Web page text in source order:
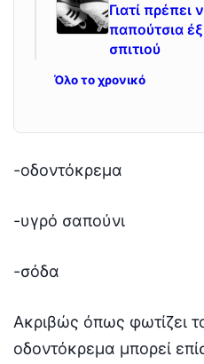
Γιατί πρέπει
παπούτσια
σπιτιού
Όλο το χρονικό
-οδοντόκρεμα
-υγρό σαπούνι
-σόδα
Ακριβώς όπως φωτίζει
οδοντόκρεμα μπορεί